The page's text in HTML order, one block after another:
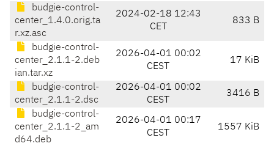
budgie-control-
center_1.4.0.orig.ta
r.xz.asc
2024-02-18 12:43
CET
833 B
budgie-control-
center_2.1.1-2.deb
ian.tar.xz
2026-04-01 00:02
CEST
17 KiB
budgie-control-
center_2.1.1-2.dsc
2026-04-01 00:02
CEST
3416 B
budgie-control-
center_2.1.1-2_am
d64.deb
2026-04-01 00:17
CEST
1557 KiB